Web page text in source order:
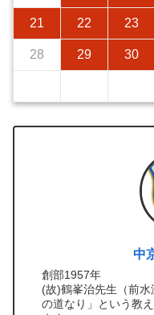
21 22 23
28 29 30
中
創部1957年
(故)鶴峯治先生（前
の道なり」という教